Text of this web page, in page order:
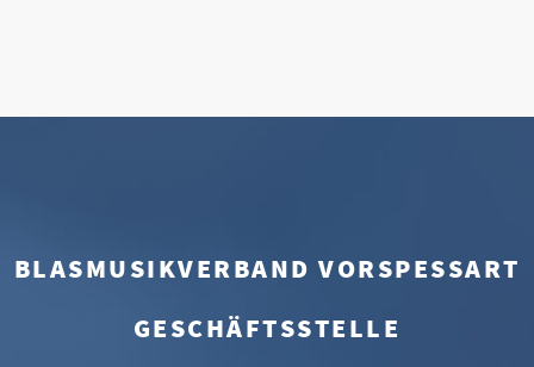
BLASMUSIKVERBAND VORSPESSART
GESCHÄFTSSTELLE